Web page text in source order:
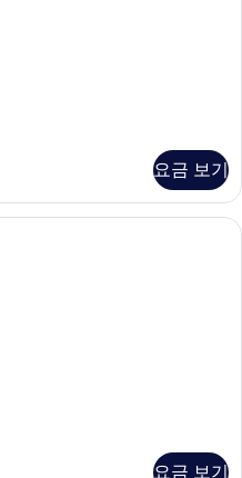
요금 보기
요금 보기